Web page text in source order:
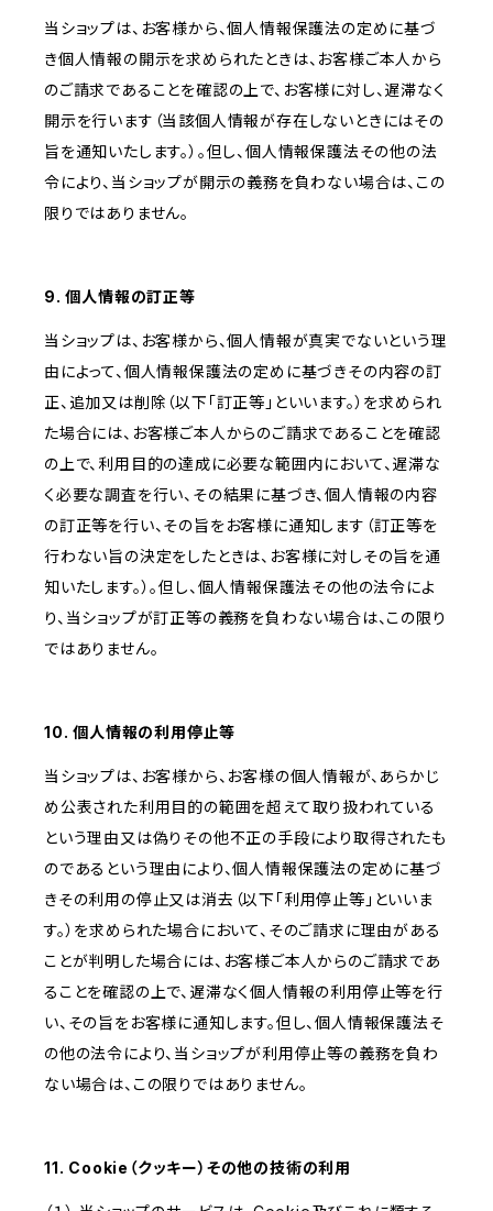
当ショップは、お客様から、個人情報保護法の定めに基づ
き個人情報の開示を求められたときは、お客様ご本人から
のご請求であることを確認の上で、お客様に対し、遅滞なく
開示を行います（当該個人情報が存在しないときにはその
旨を通知いたします。）。但し、個人情報保護法その他の法
令により、当ショップが開示の義務を負わない場合は、この
限りではありません。
9. 個人情報の訂正等
当ショップは、お客様から、個人情報が真実でないという理
由によって、個人情報保護法の定めに基づきその内容の訂
正、追加又は削除（以下「訂正等」といいます。）を求められ
た場合には、お客様ご本人からのご請求であることを確認
の上で、利用目的の達成に必要な範囲内において、遅滞な
く必要な調査を行い、その結果に基づき、個人情報の内容
の訂正等を行い、その旨をお客様に通知します（訂正等を
行わない旨の決定をしたときは、お客様に対しその旨を通
知いたします。）。但し、個人情報保護法その他の法令によ
り、当ショップが訂正等の義務を負わない場合は、この限り
ではありません。
10. 個人情報の利用停止等
当ショップは、お客様から、お客様の個人情報が、あらかじ
め公表された利用目的の範囲を超えて取り扱われている
という理由又は偽りその他不正の手段により取得されたも
のであるという理由により、個人情報保護法の定めに基づ
きその利用の停止又は消去（以下「利用停止等」といいま
す。）を求められた場合において、そのご請求に理由がある
ことが判明した場合には、お客様ご本人からのご請求であ
ることを確認の上で、遅滞なく個人情報の利用停止等を行
い、その旨をお客様に通知します。但し、個人情報保護法そ
の他の法令により、当ショップが利用停止等の義務を負わ
ない場合は、この限りではありません。
11. Cookie（クッキー）その他の技術の利用